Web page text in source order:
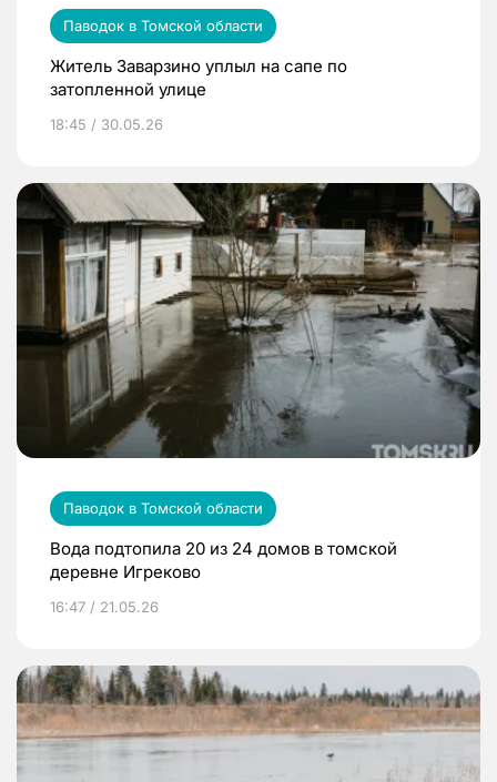
Паводок в Томской области
Житель Заварзино уплыл на сапе по
затопленной улице
18:45 / 30.05.26
Паводок в Томской области
Вода подтопила 20 из 24 домов в томской
деревне Игреково
16:47 / 21.05.26